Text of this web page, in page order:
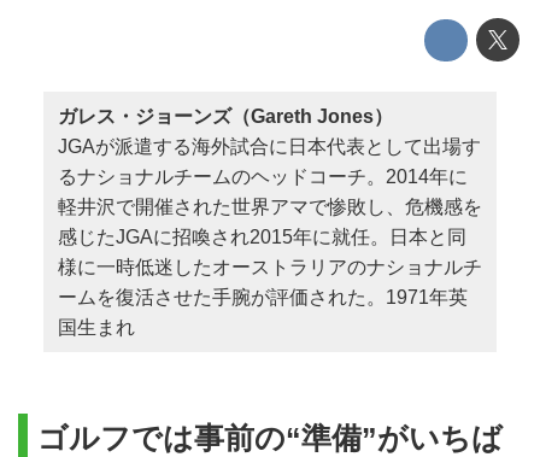
ガレス・ジョーンズ（Gareth Jones）
JGAが派遣する海外試合に日本代表として出場す
るナショナルチームのヘッドコーチ。2014年に
軽井沢で開催された世界アマで惨敗し、危機感を
感じたJGAに招喚され2015年に就任。日本と同
様に一時低迷したオーストラリアのナショナルチ
ームを復活させた手腕が評価された。1971年英
国生まれ
ゴルフでは事前の“準備”がいちば